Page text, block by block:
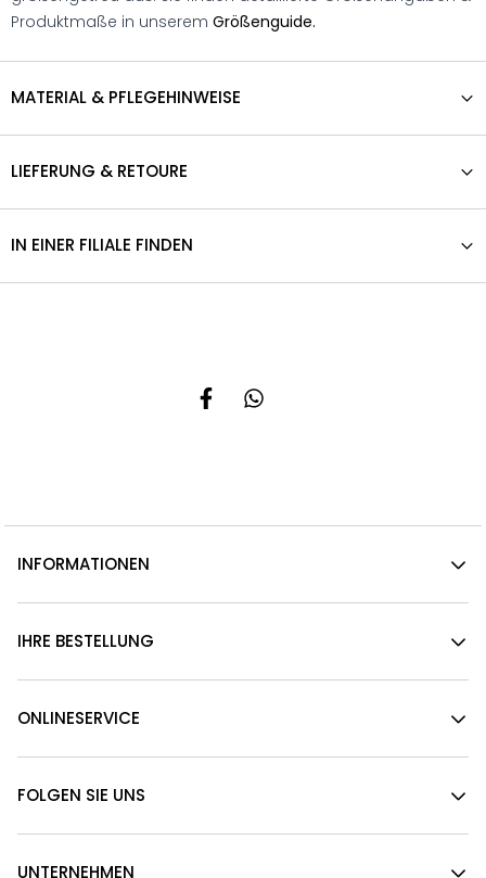
Produktmaße in unserem Größenguide.
MATERIAL & PFLEGEHINWEISE
LIEFERUNG & RETOURE
IN EINER FILIALE FINDEN
INFORMATIONEN
IHRE BESTELLUNG
ONLINESERVICE
FOLGEN SIE UNS
UNTERNEHMEN